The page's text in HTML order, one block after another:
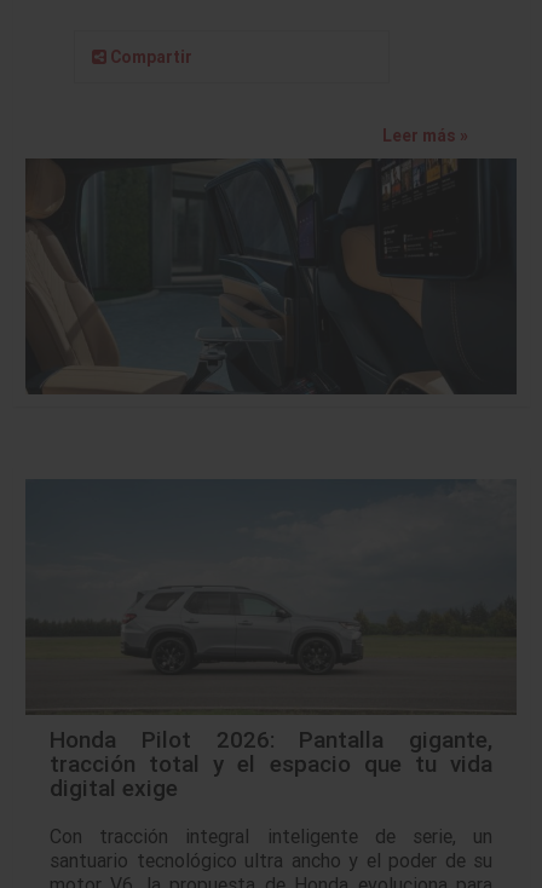
Compartir
Leer más »
Honda Pilot 2026: Pantalla gigante,
tracción total y el espacio que tu vida
digital exige
Con tracción integral inteligente de serie, un
santuario tecnológico ultra ancho y el poder de su